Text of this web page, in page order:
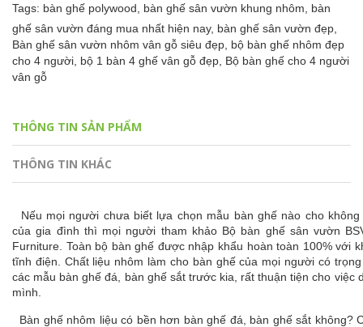
Tags: bàn ghế polywood, bàn ghế sân vườn khung nhôm, bàn
ghế sân vườn đáng mua nhất hiện nay, bàn ghế sân vườn đẹp,
Bàn ghế sân vườn nhôm vân gỗ siêu đẹp, bộ bàn ghế nhôm đẹp
cho 4 người, bộ 1 bàn 4 ghế vân gỗ đẹp, Bộ bàn ghế cho 4 người
vân gỗ
THÔNG TIN SẢN PHẨM
THÔNG TIN KHÁC
Nếu mọi người chưa biết lựa chọn mẫu bàn ghế nào cho không
của gia đình thì mọi người tham khảo Bộ bàn ghế sân vườn
Furniture. Toàn bộ bàn ghế được nhập khẩu hoàn toàn 100% với
tĩnh điện. Chất liệu nhôm làm cho bàn ghế của mọi người có
các mẫu bàn ghế đá, bàn ghế sắt trước kia, rất thuận tiện cho việc
mình.
Bàn ghế nhôm liệu có bền hơn bàn ghế đá, bàn ghế sắt không?